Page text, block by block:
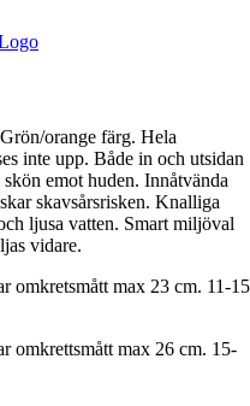
orange färg. Hela
inte upp. Både in och utsidan
emot huden. Innåtvända
skavsårsrisken. Knalliga
ljusa vatten. Smart miljöval
vidare.
omkretsmått max 23 cm. 11-15
omkrettsmått max 26 cm. 15-